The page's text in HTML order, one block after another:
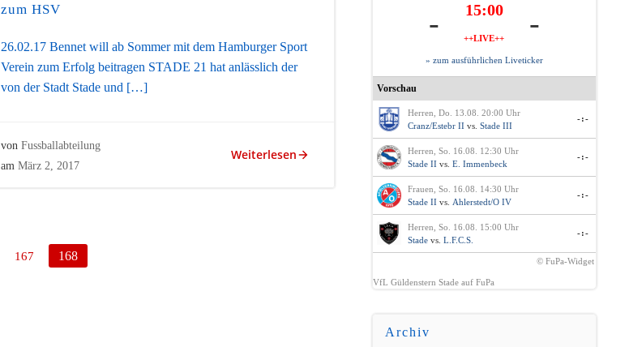
zum HSV
26.02.17 Bennet will ab Sommer mit dem Hamburger Sport
Verein zum Erfolg beitragen STADE 21 hat anlässlich der
von der Stadt Stade und […]
von Fussballabteilung
am März 2, 2017
Weiterlesen
Page
167 Page
168
- 15:00
++LIVE++ -
» zum ausführlichen Liveticker
Vorschau
Herren, Do. 13.08. 20:00 Uhr
Cranz/Estebr II vs. Stade III
-:-
Herren, So. 16.08. 12:30 Uhr
Stade II vs. E. Immenbeck
-:-
Frauen, So. 16.08. 14:30 Uhr
Stade II vs. Ahlerstedt/O IV
-:-
Herren, So. 16.08. 15:00 Uhr
Stadevs. L.F.C.S.
-:-
© FuPa-Widget
VfL Güldenstern Stade auf FuPa
Archiv